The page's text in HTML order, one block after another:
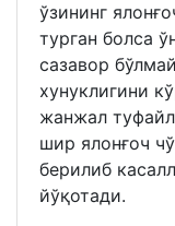
ўзининг
турган болса
сазавор
хунуклигини
жанжал
шир ялонғоч
берилиб
йўқотади.